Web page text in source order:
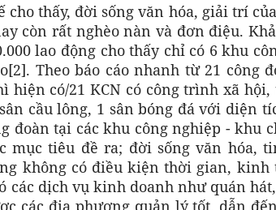
cho thấy, đời sống văn hóa, giải trí
còn rất nghèo nàn và đơn điệu.
lao động cho thấy chỉ có 6 khu
Theo báo cáo nhanh từ 21 công
có/21 KCN có công trình xã hội,
cầu lông, 1 sân bóng đá với diện
đoàn tại các khu công nghiệp - khu
tiêu đề ra; đời sống văn hóa,
không có điều kiện thời gian, kinh
dịch vụ kinh doanh như quán
các địa phương quản lý tốt, dẫn